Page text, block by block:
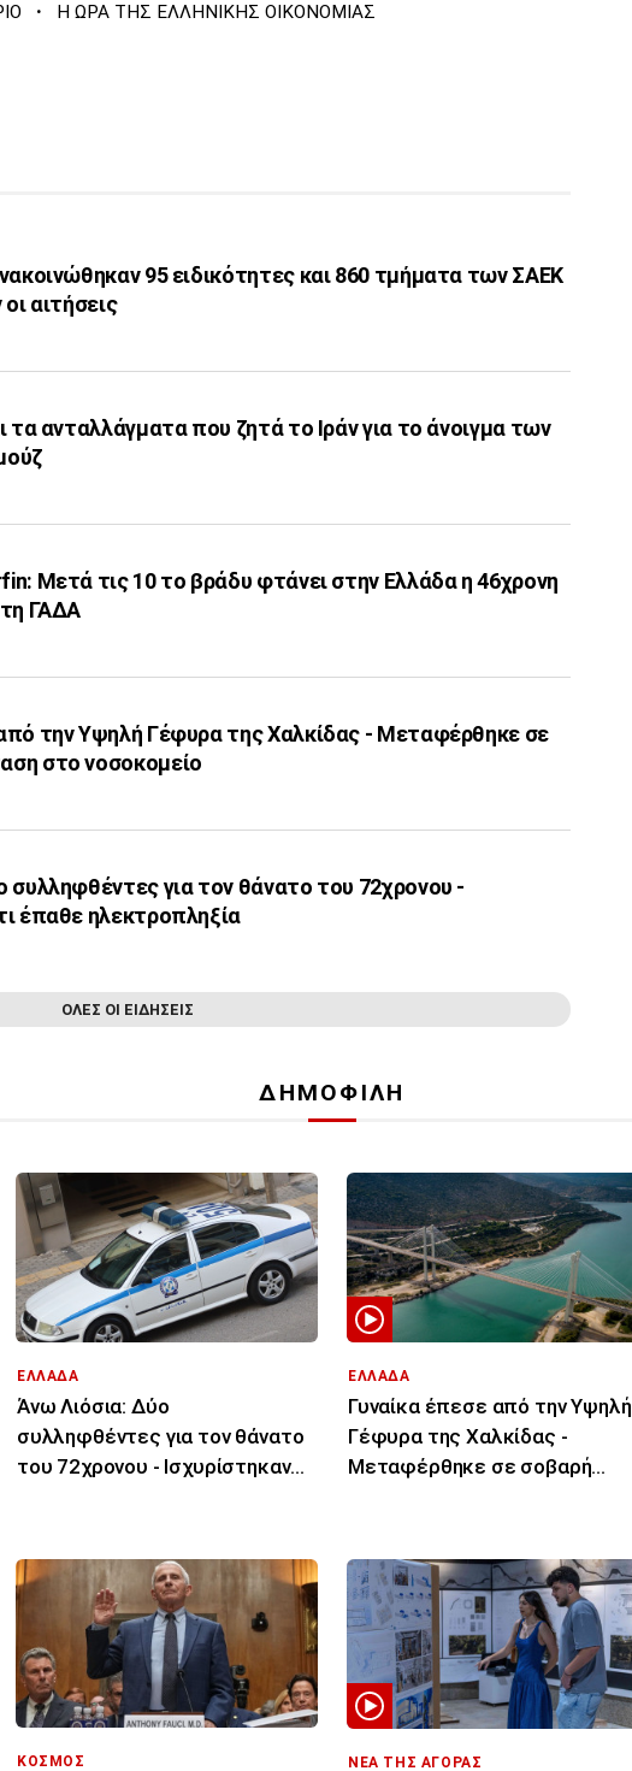
· Η ΩΡΑ ΤΗΣ ΕΛΛΗΝΙΚΗΣ ΟΙΚΟΝΟΜΙΑΣ
95 ειδικότητες και 860 τμήματα των ΣΑΕΚ
αιτήσεις
τα ανταλλάγματα που ζητά το Ιράν για το άνοιγμα των
Μετά τις 10 το βράδυ φτάνει στην Ελλάδα η 46χρονη
ΓΑΔΑ
την Υψηλή Γέφυρα της Χαλκίδας - Μεταφέρθηκε σε
στο νοσοκομείο
συλληφθέντες για τον θάνατο του 72χρονου -
έπαθε ηλεκτροπληξία
ΟΛΕΣ ΟΙ ΕΙΔΗΣΕΙΣ
ΔΗΜΟΦΙΛΗ
ΕΛΛΑΔΑ
Άνω Λιόσια: Δύο
συλληφθέντες για τον θάνατο
του 72χρονου - Ισχυρίστηκαν
ΕΛΛΑΔΑ
Γυναίκα έπεσε από την Υψηλή
Γέφυρα της Χαλκίδας -
Μεταφέρθηκε σε σοβαρή
ΚΟΣΜΟΣ ΝΕΑ ΤΗΣ ΑΓΟΡΑΣ